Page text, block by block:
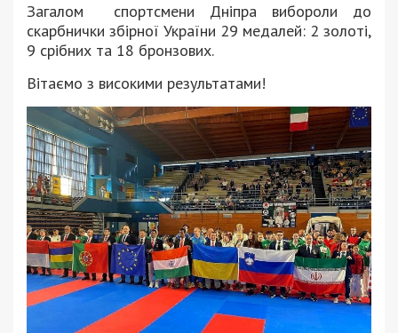
Загалом спортсмени Дніпра вибороли до
скарбнички збірної України 29 медалей: 2 золоті,
9 срібних та 18 бронзових.
Вітаємо з високими результатами!